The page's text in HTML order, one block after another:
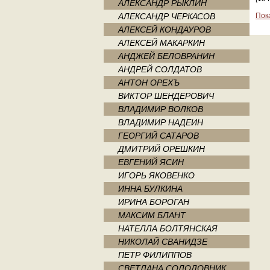
АЛЕКСАНДР РЫКЛИН
АЛЕКСАНДР ЧЕРКАСОВ
АЛЕКСЕЙ КОНДАУРОВ
АЛЕКСЕЙ МАКАРКИН
АНДЖЕЙ БЕЛОВРАНИН
АНДРЕЙ СОЛДАТОВ
АНТОН ОРЕХЪ
ВИКТОР ШЕНДЕРОВИЧ
ВЛАДИМИР ВОЛКОВ
ВЛАДИМИР НАДЕИН
ГЕОРГИЙ САТАРОВ
ДМИТРИЙ ОРЕШКИН
ЕВГЕНИЙ ЯСИН
ИГОРЬ ЯКОВЕНКО
ИННА БУЛКИНА
ИРИНА БОРОГАН
МАКСИМ БЛАНТ
НАТЕЛЛА БОЛТЯНСКАЯ
НИКОЛАЙ СВАНИДЗЕ
ПЕТР ФИЛИППОВ